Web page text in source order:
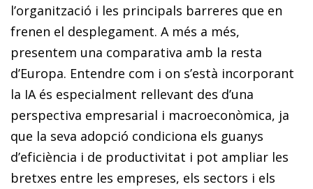
l’organització i les principals barreres que en
frenen el desplegament. A més a més,
presentem una comparativa amb la resta
d’Europa. Entendre com i on s’està incorporant
la IA és especialment rellevant des d’una
perspectiva empresarial i macroeconòmica, ja
que la seva adopció condiciona els guanys
d’eficiència i de productivitat i pot ampliar les
bretxes entre les empreses, els sectors i els